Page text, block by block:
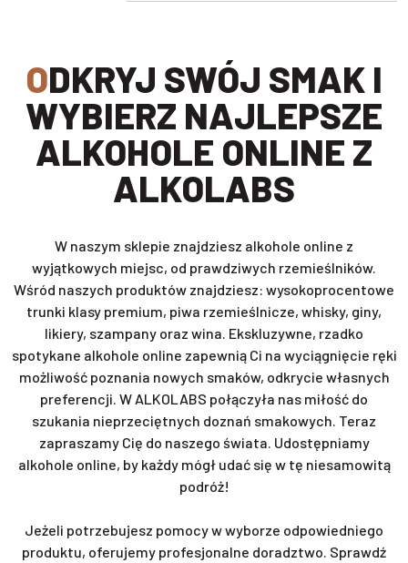
ODKRYJ SWÓJ SMAK I
WYBIERZ NAJLEPSZE
ALKOHOLE ONLINE Z
ALKOLABS
W naszym sklepie znajdziesz alkohole online z
wyjątkowych miejsc, od prawdziwych rzemieślników.
Wśród naszych produktów znajdziesz: wysokoprocentowe
trunki klasy premium, piwa rzemieślnicze, whisky, giny,
likiery, szampany oraz wina. Ekskluzywne, rzadko
spotykane alkohole online zapewnią Ci na wyciągnięcie ręki
możliwość poznania nowych smaków, odkrycie własnych
preferencji. W ALKOLABS połączyła nas miłość do
szukania nieprzeciętnych doznań smakowych. Teraz
zapraszamy Cię do naszego świata. Udostępniamy
alkohole online, by każdy mógł udać się w tę niesamowitą
podróż!
Jeżeli potrzebujesz pomocy w wyborze odpowiedniego
produktu, oferujemy profesjonalne doradztwo. Sprawdź